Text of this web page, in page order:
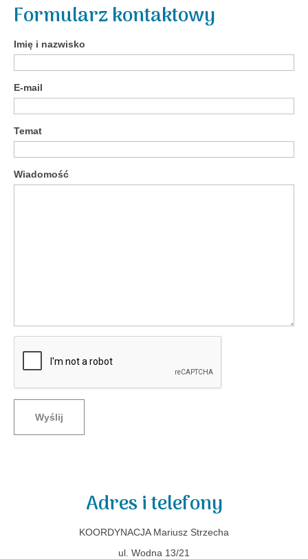
Formularz kontaktowy
Imię i nazwisko
E-mail
Temat
Wiadomość
Wyślij
Adres i telefony
KOORDYNACJA Mariusz Strzecha
ul. Wodna 13/21